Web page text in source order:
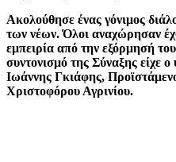
Ακολούθησε ένας γόνιμος
των νέων. Όλοι αναχώρησαν
εμπειρία από την εξόρμησή
συντονισμό της Σύναξης είχε
Ιωάννης Γκιάφης,
Χριστοφόρου Αγρινίου.